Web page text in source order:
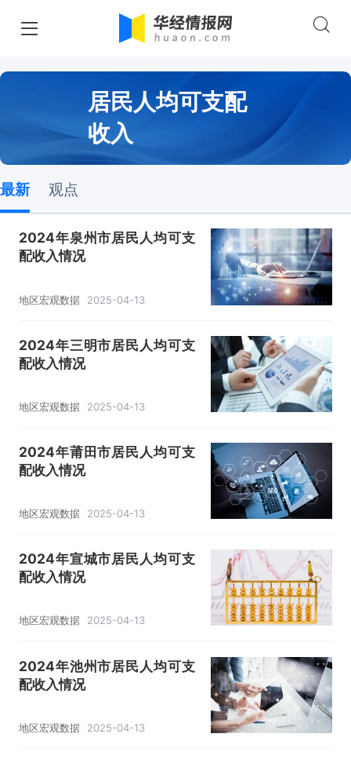
居民人均可支配
收入
最新 观点
2024年泉州市居民人均可支
配收入情况
地区宏观数据 2025-04-13
2024年三明市居民人均可支
配收入情况
地区宏观数据 2025-04-13
2024年莆田市居民人均可支
配收入情况
地区宏观数据 2025-04-13
2024年宣城市居民人均可支
配收入情况
地区宏观数据 2025-04-13
2024年池州市居民人均可支
配收入情况
地区宏观数据 2025-04-13